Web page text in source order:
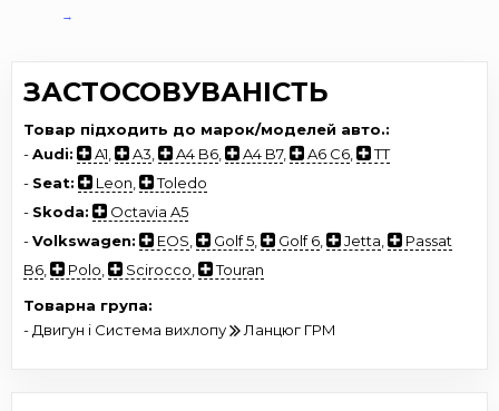
→
ЗАСТОСОВУВАНІСТЬ
Товар підходить до марок/моделей авто.:
-Audi: A1 A3 A4 B6 A4 B7, A6 C6
TT
- Seat: Leon
Toledo
- Skoda:
Octavia A5
-Volkswagen: EOS Golf 5 Golf 6 Jetta
Passat
B6
Polo Scirocco
Touran
Товарна група:
- Двигун і Система вихлопу
Ланцюг ГРМ